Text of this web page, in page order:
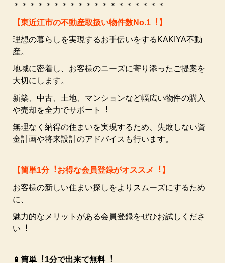
＊＊＊＊＊＊＊＊＊＊＊＊＊＊＊＊＊＊＊
【東近江市の不動産取扱い物件数No.1︕】
理想の暮らしを実現するお⼿伝いをするKAKIYA不動
産。
地域に密着し、お客様のニーズに寄り添ったご提案を
⼤切にします。
新築、中古、⼟地、マンションなど幅広い物件の購⼊
や売却を全⼒でサポート︕
無理なく納得の住まいを実現するため、失敗しない資
⾦計画や将来設計のアドバイスも⾏います。
【簡単1分︕お得な会員登録がオススメ︕】
お客様の新しい住まい探しをよりスムーズにするため
に、
魅⼒的なメリットがある会員登録をぜひお試しくださ
い︕
📱簡単︕1分で出来て無料︕